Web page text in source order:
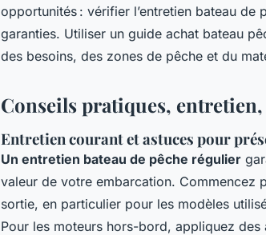
opportunités : vérifier l’entretien bateau
garanties. Utiliser un guide achat bateau
des besoins, des zones de pêche et du
Conseils pratiques,
Entretien courant et astuces pour
Un entretien bateau de pêche régulier
valeur de votre embarcation. Commencez
sortie, en particulier pour les modèles
Pour les moteurs hors-bord, appliquez